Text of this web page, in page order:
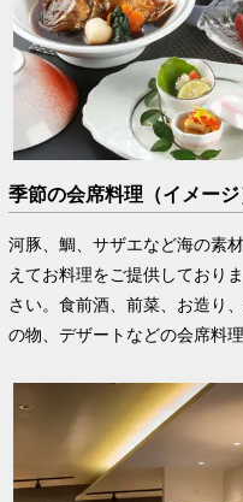
季節の会席料理（イメージ
河豚、鯛、サザエなど海の素
えてお料理をご提供しており
さい。食前酒、前菜、お造り
の物、デザートなどの会席料理